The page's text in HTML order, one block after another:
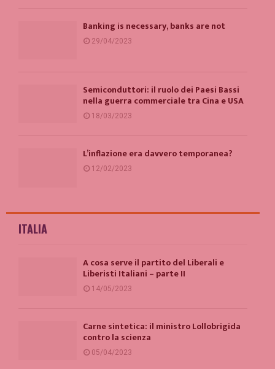
Banking is necessary, banks are not
29/04/2023
Semiconduttori: il ruolo dei Paesi Bassi
nella guerra commerciale tra Cina e USA
18/03/2023
L’inflazione era davvero temporanea?
12/02/2023
ITALIA
A cosa serve il partito del Liberali e
Liberisti Italiani – parte II
14/05/2023
Carne sintetica: il ministro Lollobrigida
contro la scienza
05/04/2023